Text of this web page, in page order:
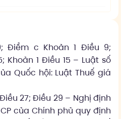
Điểm c Khoản 1 Điều 9;
Khoản 1 Điều 15 – Luật số
Quốc hội: Luật Thuế giá
27; Điều 29 – Nghị định
của Chính phủ quy định